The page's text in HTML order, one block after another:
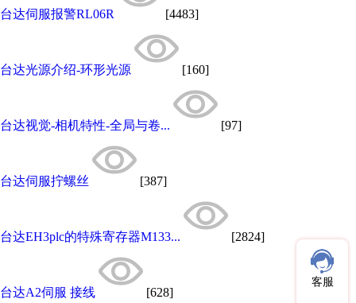
台达伺服报警RL06R [4483]
台达光源介绍-环形光源 [160]
台达视觉-相机特性-全局与卷... [97]
台达伺服拧螺丝 [387]
台达EH3plc的特殊寄存器M133... [2824]
台达A2伺服 接线 [628]
客服